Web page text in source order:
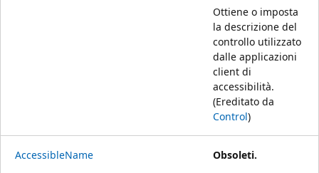
Ottiene o imposta
la descrizione del
controllo utilizzato
dalle applicazioni
client di
accessibilità.
(Ereditato da
Control)
AccessibleName
Obsoleti.